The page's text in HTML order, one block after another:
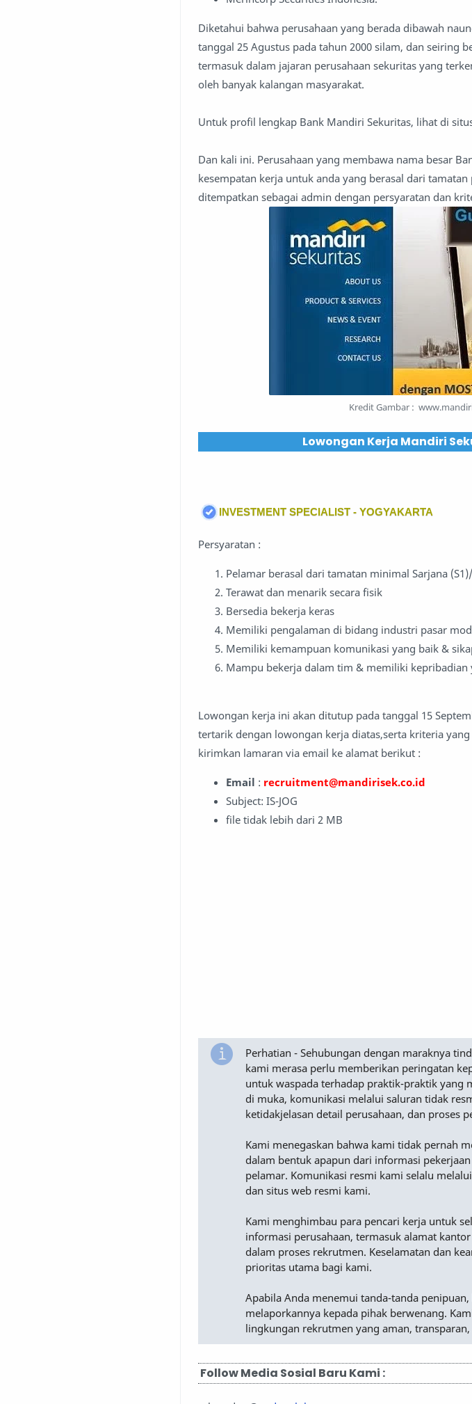
Diketahui bahwa perusahaan yang berada dibawah
tanggal 25 Agustus pada tahun 2000 silam, dan seiring
termasuk dalam jajaran perusahaan sekuritas yang
oleh banyak kalangan masyarakat.
Untuk profil lengkap Bank Mandiri Sekuritas, lihat di
Dan kali ini. Perusahaan yang membawa nama besar
kesempatan kerja untuk anda yang berasal dari
ditempatkan sebagai admin dengan persyaratan dan
Kredit Gambar :
Lowongan Kerja Mandiri
INVESTMENT SPECIALIST - YOGYAKARTA
Persyaratan :
Pelamar berasal dari tamatan minimal Sarjana
Terawat dan menarik secara fisik
Bersedia bekerja keras
Memiliki pengalaman di bidang industri pasar
Memiliki kemampuan komunikasi yang baik &
Mampu bekerja dalam tim & memiliki kepribadian
Lowongan kerja ini akan ditutup pada tanggal 15
tertarik dengan lowongan kerja diatas,serta kriteria
kirimkan lamaran via email ke alamat berikut :
Email : recruitment@mandirisek.co.id
Subject: IS-JOG
file tidak lebih dari 2 MB
Perhatian - Sehubungan dengan maraknya
kami merasa perlu memberikan peringatan
untuk waspada terhadap praktik-praktik yang
di muka, komunikasi melalui saluran tidak
ketidakjelasan detail perusahaan, dan proses
Kami menegaskan bahwa kami tidak pernah
dalam bentuk apapun dari informasi
pelamar. Komunikasi resmi kami selalu
dan situs web resmi kami.
Kami menghimbau para pencari kerja untuk
informasi perusahaan, termasuk alamat
dalam proses rekrutmen. Keselamatan dan
prioritas utama bagi kami.
Apabila Anda menemui tanda-tanda
melaporkannya kepada pihak berwenang.
lingkungan rekrutmen yang aman,
Follow Media Sosial Baru Kami :